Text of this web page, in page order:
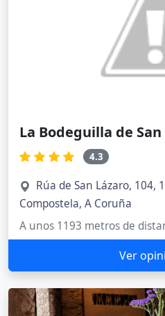
La Bodeguilla de
4.3
Rúa de San Lázaro, 104,
Compostela, A Coruña
A unos 1193 metros de
Ver